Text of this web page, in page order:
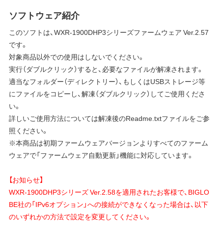
ソフトウェア紹介
このソフトは、WXR-1900DHP3シリーズファームウェア Ver.2.57
です。
対象商品以外での使用はしないでください。
実行（ダブルクリック）すると、必要なファイルが解凍されます。
適当なフォルダー（ディレクトリー）、もしくはUSBストレージ等
にファイルをコピーし、解凍（ダブルクリック）してご使用くださ
い。
詳しいご使用方法については解凍後のReadme.txtファイルをご参
照ください。
※本商品は初期ファームウェアバージョンよりすべてのファーム
ウェアで「ファームウェア自動更新」機能に対応しています。
【お知らせ】
WXR-1900DHP3シリーズ Ver.2.58を適用されたお客様で、BIGLO
BE社の「IPv6オプション」への接続ができなくなった場合は、以下
のいずれかの方法で設定を変更してください。